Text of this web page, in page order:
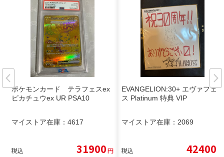
ポケモンカード テラフェスex
ピカチュウex UR PSA10
マイストア在庫： 4617
税込 31900円
EVANGELION:30+ エヴァフェ
ス Platinum 特典 VIP
マイストア在庫： 2069
税込 42400